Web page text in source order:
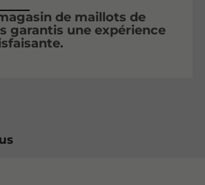
de maillots de
garantis une expérience